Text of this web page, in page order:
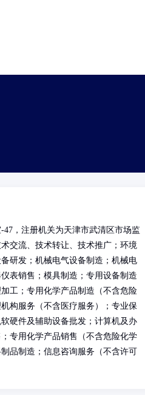
，注册机关为天津市武清区市场监
交流、技术转让、技术推广；环境
研发；机械电气设备制造；机械电
表销售；模具制造；专用设备制造
工；专用化学产品制造（不含危险
构服务（不含医疗服务）；专业保
硬件及辅助设备批发；计算机及办
专用化学产品销售（不含危险化学
品制造；信息咨询服务（不含许可